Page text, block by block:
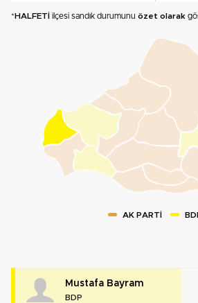
*HALFETİ ilçesi sandık durumunu özet olarak
AK PARTİ
Mustafa Bayram
BDP